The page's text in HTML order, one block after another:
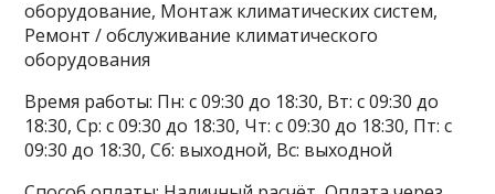
оборудование, Монтаж климатических систем,
Ремонт / обслуживание климатического
оборудования
Время работы: Пн: с 09:30 до 18:30, Вт: с 09:30 до
18:30, Ср: с 09:30 до 18:30, Чт: с 09:30 до 18:30, Пт: с
09:30 до 18:30, Сб: выходной, Вс: выходной